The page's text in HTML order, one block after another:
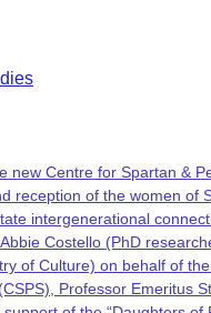
new Centre for Spartan &
reception of the women
intergenerational
Costello (PhD
of Culture) on behalf of
Professor Emeritus